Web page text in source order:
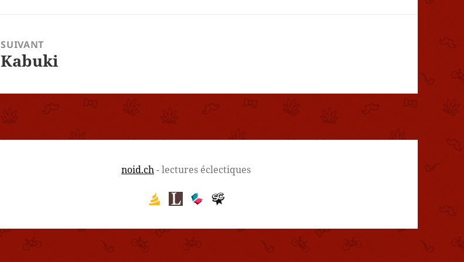
SUIVANT
Article
Kabuki
noid.ch- lectures éclectiques